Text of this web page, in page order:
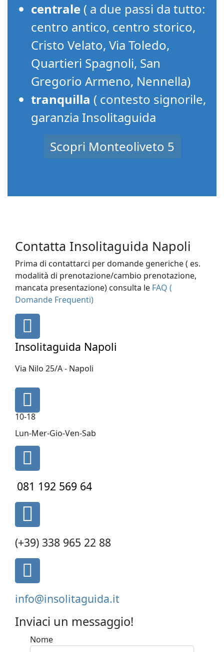
centrale ( a due passi da tutto:
centro antico, centro storico,
Cristo Velato, Via Toledo,
Quartieri Spagnoli, San
Gregorio Armeno, Nennella)
tranquilla ( contesto signorile,
garanzia Insolitaguida
Scopri Monteoliveto 5
Contatta Insolitaguida Napoli
Prima di contattarci per domande generiche ( es.
modalità di prenotazione/cambio prenotazione,
mancata presentazione) consulta le FAQ (
Domande Frequenti)
fas
map-
marker
Insolitaguida Napoli
Via Nilo 25/A - Napoli
fa
clock-
o
10-18
Lun-Mer-Gio-Ven-Sab
fa
081 192 569 64
fas
alt
(+39) 338 965 22 88
fa
square
info@insolitaguida.it
Inviaci un messaggio!
Nome